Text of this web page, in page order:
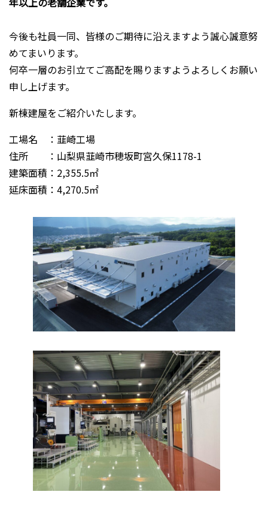
今後も社員一同、皆様のご期待に沿えますよう誠心誠意努
めてまいります。
何卒一層のお引立てご高配を賜りますようよろしくお願い
申し上げます。
新棟建屋をご紹介いたします。
工場名 ：韮崎工場
住所 ：山梨県韮崎市穂坂町宮久保1178-1
建築面積：2,355.5㎡
延床面積：4,270.5㎡